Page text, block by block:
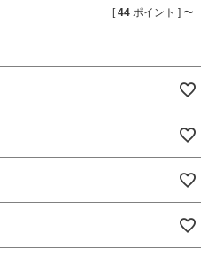
[44 ポイント ] 〜